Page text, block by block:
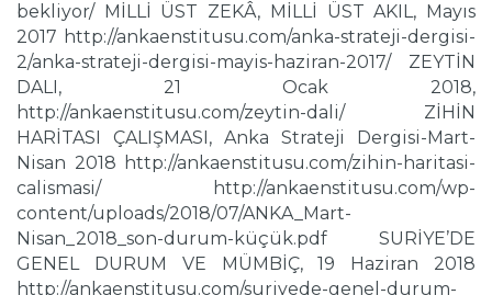
bekliyor/ MİLLİ ÜST ZEKÂ, MİLLİ ÜST AKIL, Mayıs
2017 http://ankaenstitusu.com/anka-strateji-dergisi-
2/anka-strateji-dergisi-mayis-haziran-2017/ ZEYTİN
DALI, 21 Ocak 2018,
http://ankaenstitusu.com/zeytin-dali/ ZİHİN
HARİTASI ÇALIŞMASI, Anka Strateji Dergisi-Mart-
Nisan 2018 http://ankaenstitusu.com/zihin-haritasi-
calismasi/ http://ankaenstitusu.com/wp-
content/uploads/2018/07/ANKA_Mart-
Nisan_2018_son-durum-küçük.pdf SURİYE’DE
GENEL DURUM VE MÜMBİÇ, 19 Haziran 2018
http://ankaenstitusu.com/suriyede-genel-durum-